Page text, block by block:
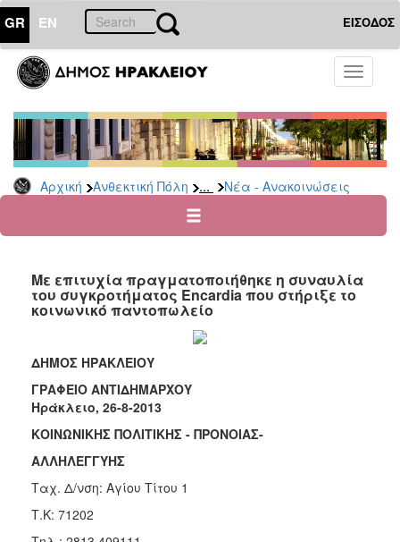
GR EN ΕΙΣΟΔΟΣ
Toggle
Αρχική Ανθεκτική Πόλη ... Νέα - Ανακοινώσεις
ΑΝΘΕΚΤΙΚΗ
ΠΟΛΗ
Κοινωνική
Πολιτική
Νέα
Ανακοινώσεις
για
Οικονομική
Αδυναμία
Καταστροφές
Κέντρα
Κοινοτικής
Φροντίδας
Δημιουργικής
Απασχόλησης
Με επιτυχία πραγματοποιήθηκε η συναυλία
του συγκροτήματος Encardia που στήριξε το
κοινωνικό παντοπωλείο
ΔΗΜΟΣ ΗΡΑΚΛΕΙΟΥ
ΓΡΑΦΕΙΟ ΑΝΤΙΔΗΜΑΡΧΟΥ
Ηράκλειο, 26-8-2013
ΚΟΙΝΩΝΙΚΗΣ ΠΟΛΙΤΙΚΗΣ - ΠΡΟΝΟΙΑΣ-
ΑΛΛΗΛΕΓΓΥΗΣ
Ταχ. Δ/νση: Αγίου Τίτου 1
Τ.Κ: 71202